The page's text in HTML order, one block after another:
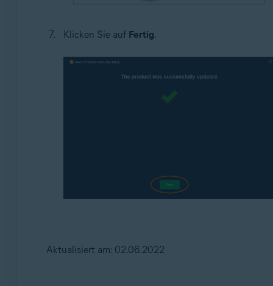
Klicken Sie auf Fertig.
Aktualisiert am: 02.06.2022